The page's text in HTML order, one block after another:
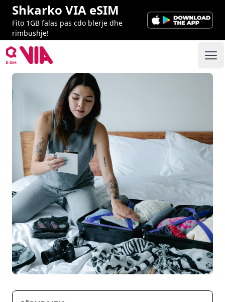
Shkarko VIA eSIM
Fito 1GB falas pas cdo blerje dhe
rimbushje!
VIA ESIM